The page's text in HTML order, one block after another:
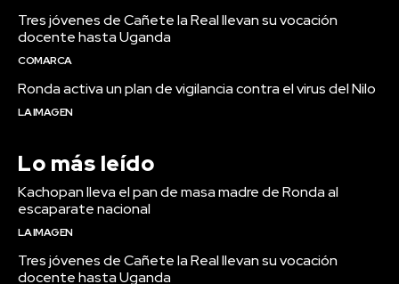
Tres jóvenes de Cañete la Real llevan su vocación
docente hasta Uganda
COMARCA
Ronda activa un plan de vigilancia contra el virus del Nilo
LA IMAGEN
Lo más leído
Kachopan lleva el pan de masa madre de Ronda al
escaparate nacional
LA IMAGEN
Tres jóvenes de Cañete la Real llevan su vocación
docente hasta Uganda